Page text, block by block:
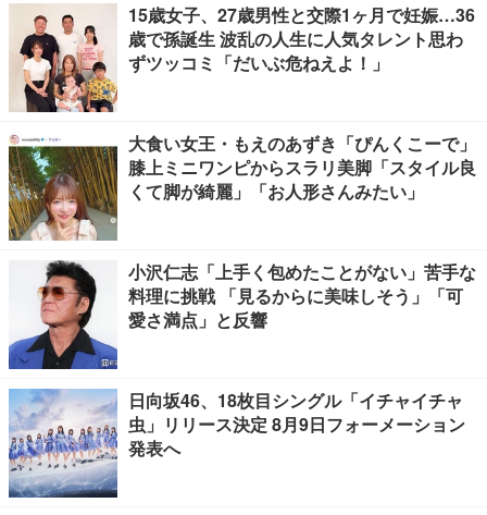
15歳女子、27歳男性と交際1ヶ月で妊娠…36
歳で孫誕生 波乱の人生に人気タレント思わ
ずツッコミ「だいぶ危ねえよ！」
大食い女王・もえのあずき「ぴんくこーで」
膝上ミニワンピからスラリ美脚「スタイル良
くて脚が綺麗」「お人形さんみたい」
小沢仁志「上手く包めたことがない」苦手な
料理に挑戦 「見るからに美味しそう」「可
愛さ満点」と反響
日向坂46、18枚目シングル「イチャイチャ
虫」リリース決定 8月9日フォーメーション
発表へ